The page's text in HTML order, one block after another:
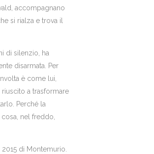
accompagnano
si rialza e trova il
di silenzio, ha
disarmata. Per
è come lui,
a trasformare
Perché la
nel freddo,
di Montemurio.